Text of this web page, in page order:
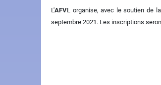
L'AFVL organise,avec le soutien de
septembre 2021. Les inscriptions